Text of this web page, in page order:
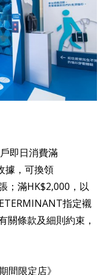
即日消費滿
據，可換領
；滿HK$2,000，以
指定襯
關條款及細則約束，
間限定店》